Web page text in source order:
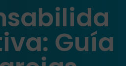
Guía